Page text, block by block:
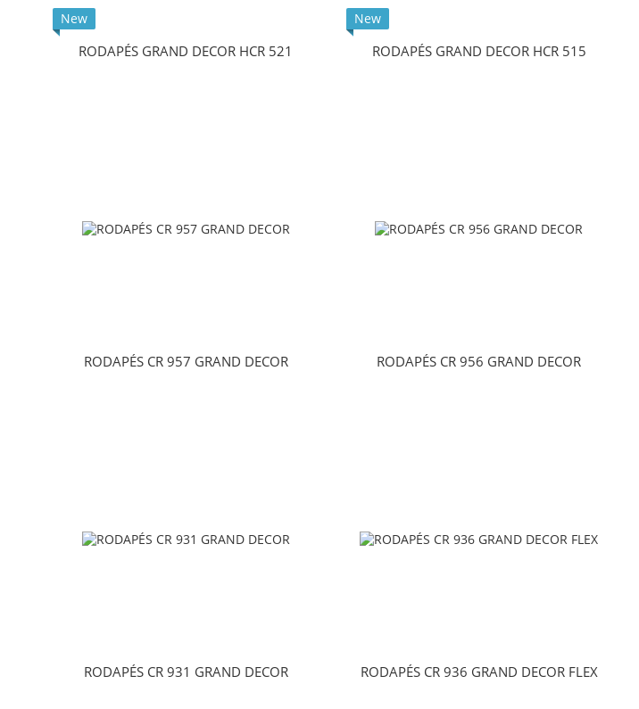
New
RODAPÉS GRAND DECOR HCR 521
New
RODAPÉS GRAND DECOR HCR 515
RODAPÉS CR 957 GRAND DECOR RODAPÉS CR 956 GRAND DECOR
RODAPÉS CR 931 GRAND DECOR RODAPÉS CR 936 GRAND DECOR FLEX